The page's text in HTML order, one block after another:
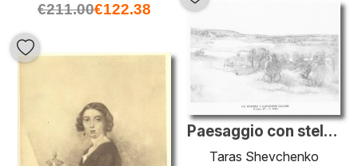
€211.00€122.38
Paesaggio con stele kurgan
Taras Shevchenko